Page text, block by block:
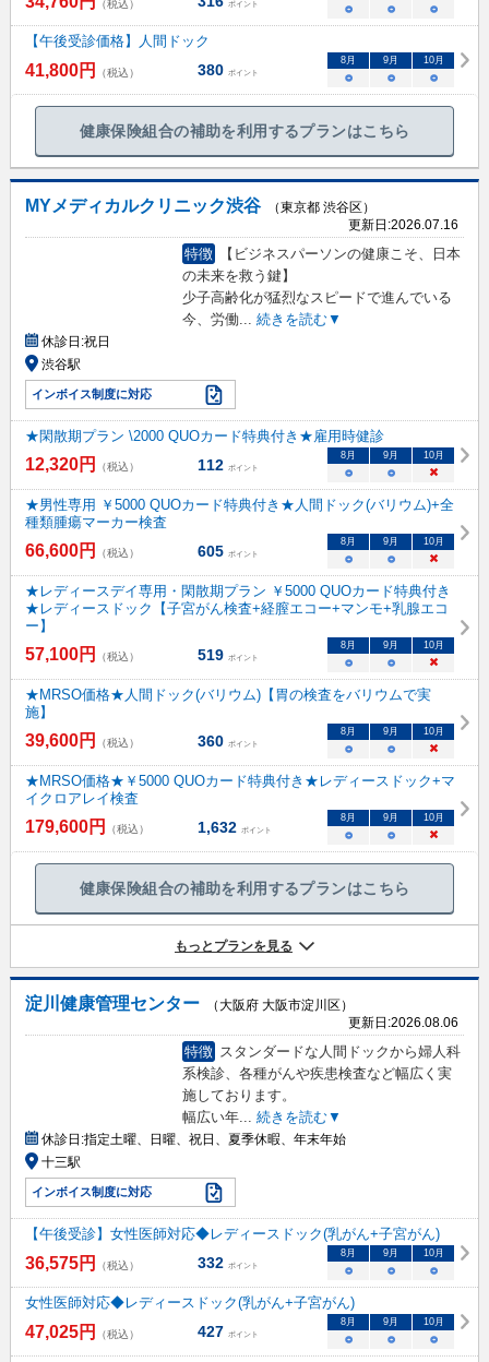
（税込） ポイント ○ ○ ○
【午後受診価格】人間ドック
41,800円 （税込） 380 ポイント
8月 9月 10月
○ ○ ○
健康保険組合の補助を利用するプランはこちら
MYメディカルクリニック渋谷
（東京都 渋谷区）
更新日:2026.07.16
特徴
【ビジネスパーソンの健康こそ、日本
の未来を救う鍵】
少子高齢化が猛烈なスピードで進んでいる
今、労働
続きを読む▼
休診日:祝日
渋谷駅
インボイス制度に対応
★閑散期プラン \2000 QUOカード特典付き★雇用時健診
12,320円 （税込） 112 ポイント
8 月 9 月 10月
○ ○ ×
★男性専用 ￥5000 QUOカード特典付き★人間ドック(バリウム)+全
種類腫瘍マーカー検査
66,600円 （税込） 605 ポイント
8 月 9 月 10月
○ ○ ×
★レディースデイ専用・閑散期プラン ￥5000 QUOカード特典付き
★レディースドック【子宮がん検査+経膣エコー+マンモ+乳腺エコ
ー】
57,100円 （税込） 519 ポイント
8 月 9 月 10月
○ ○ ×
★MRSO価格★人間ドック(バリウム)【胃の検査をバリウムで実
施】
39,600円 （税込） 360 ポイント
8 月 9 月 10月
○ ○ ×
★MRSO価格★￥5000 QUOカード特典付き★レディースドック+マ
イクロアレイ検査
179,600円 （税込） 1,632 ポイント
8 月 9 月 10月
○ ○ ×
健康保険組合の補助を利用するプランはこちら
もっとプランを見る
淀川健康管理センター
（大阪府 大阪市淀川区）
更新日:2026.08.06
特徴 スタンダードな人間ドックから婦人科
系検診、各種がんや疾患検査など幅広く実
施しております。
幅広い年... 続きを読む▼
休診日:指定土曜、日曜、祝日、夏季休暇、年末年始
十三駅
インボイス制度に対応
【午後受診】女性医師対応◆レディースドック(乳がん+子宮がん)
36,575円 （税込） 332 ポイント
8月 9月 10月
○ ○ ○
女性医師対応◆レディースドック(乳がん+子宮がん)
47,025円 （税込） 427 ポイント
8月 9月 10月
○ ○ ○